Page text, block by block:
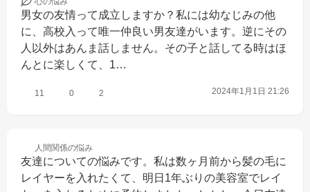
男女の友情って成立しますか？私には幼なじみの他
に、高校入って唯一仲良い男友達がいます。逆にその
人以外はあんま話しません。その子と話してる時はほ
んとに楽しくて、1…
11 0 2 2024年1月1日 21:26
人間関係の悩み
友達についての悩みです。私は数ヶ月前から髪の毛に
レイヤーを入れたくて、明日1年ぶりの美容室でレイ